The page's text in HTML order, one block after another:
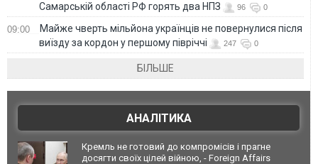
Самарській області РФ горять два НПЗ 96 0
09:00
Майже чверть мільйона українців не повернулися після
виїзду за кордон у першому півріччі
247 0
БІЛЬШЕ
АНАЛІТИКА
Кремль не готовий до компромісів і прагне
досягти своїх цілей війною, - Foreign Affairs